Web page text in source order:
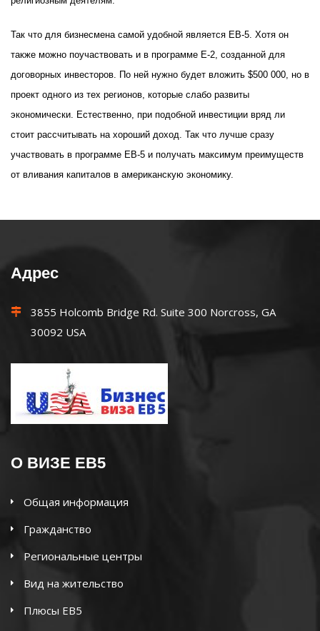
Так что для бизнесмена самой удобной является EB-5. Хотя он
также можно поучаствовать и в программе E-2, созданной для
договорных инвесторов. По ней нужно будет вложить $500 000, но в
проект одного из тех регионов, которые слабо развиты
экономически. Естественно, при подобной инвестиции вряд ли
стоит рассчитывать на хороший доход. Так что лучше сразу
участвовать в программе EB-5 и получать максимум преимуществ
от вливания капиталов в американскую экономику.
Адрес
3855 Holcomb Bridge Rd. Suite 300 Norcross, GA
30092 USA
О ВИЗЕ EB5
Общая информация
Гражданство
Региональные центры
Вид на жительство
Плюсы EB5